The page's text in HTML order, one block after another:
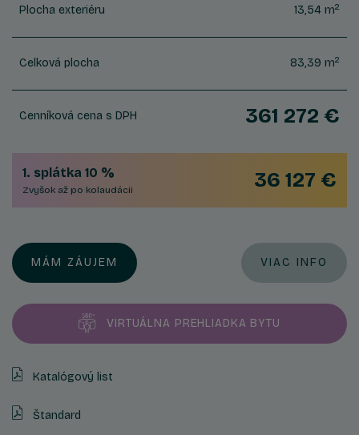
Plocha exteriéru 13,54 m2
Celková plocha 83,39 m2
Cenníková cena s DPH 361 272 €
1. splátka 10 %
Zvyšok až po kolaudácii 36 127 €
MÁM ZÁUJEM VIAC INFO
VIRTUÁLNA PREHLIADKA BYTU
Katalógový list
Štandard